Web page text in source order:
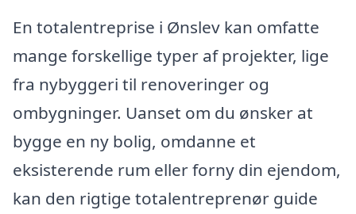
En totalentreprise i Ønslev kan omfatte
mange forskellige typer af projekter, lige
fra nybyggeri til renoveringer og
ombygninger. Uanset om du ønsker at
bygge en ny bolig, omdanne et
eksisterende rum eller forny din ejendom,
kan den rigtige totalentreprenør guide